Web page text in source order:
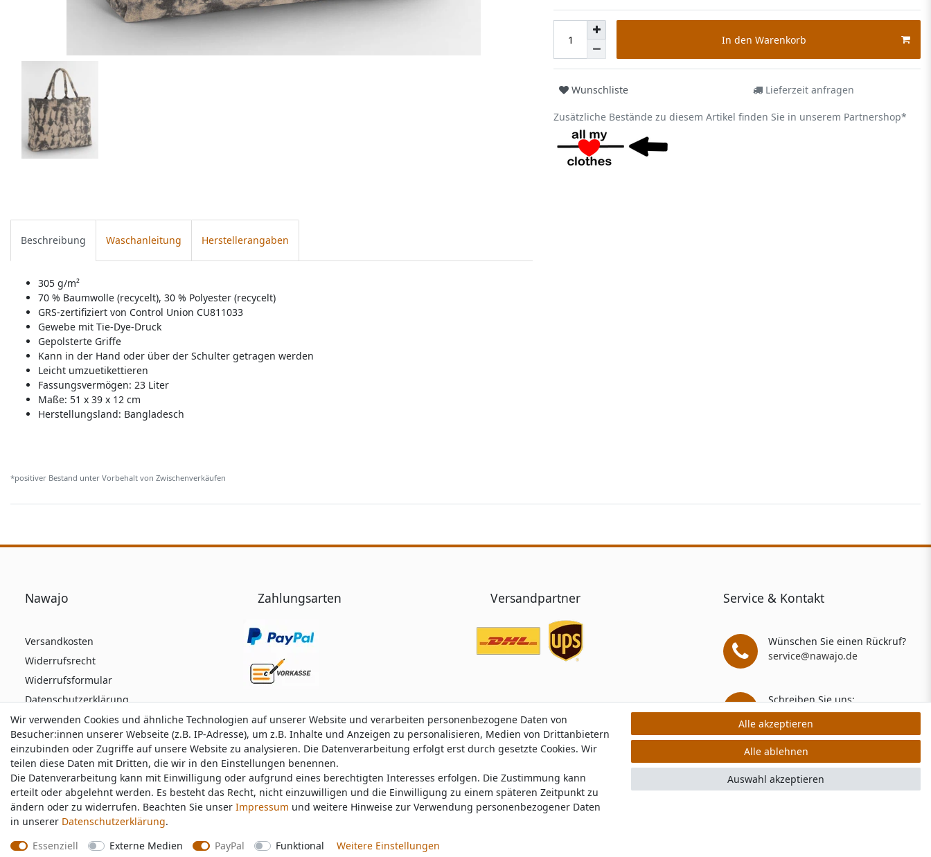
In den Warenkorb
Wunschliste Lieferzeit anfragen
Zusätzliche Bestände zu diesem Artikel finden Sie in unserem Partnershop*
Beschreibung Waschanleitung Herstellerangaben
305 g/m²
70 % Baumwolle (recycelt), 30 % Polyester (recycelt)
GRS-zertifiziert von Control Union CU811033
Gewebe mit Tie-Dye-Druck
Gepolsterte Griffe
Kann in der Hand oder über der Schulter getragen werden
Leicht umzuetikettieren
Fassungsvermögen: 23 Liter
Maße: 51 x 39 x 12 cm
Herstellungsland: Bangladesch
*positiver Bestand unter Vorbehalt von Zwischenverkäufen
Nawajo
Versandkosten
Widerrufsrecht
Widerrufsformular
Datenschutzerklärung
AGB
Impressum
Zahlungsarten Versandpartner Service & Kontakt
Wünschen Sie einen Rückruf?
service@nawajo.de
Schreiben Sie uns:
service@nawajo.de
Durchschnittliche Bewertung vonnawajo.de bei Trustami:5.00/5.00 mit319.186Bewertungen | Bewertungsgrundlage des Anbieters: 5 Verkaufs- und 3 Bewertungsplattformen
Wir verwenden Cookies und ähnliche Technologien auf unserer Website und verarbeiten personenbezogene Daten von
Besucher:innen unserer Webseite (z.B. IP-Adresse), um z.B. Inhalte und Anzeigen zu personalisieren, Medien von Drittanbietern
einzubinden oder Zugriffe auf unsere Website zu analysieren. Die Datenverarbeitung erfolgt erst durch gesetzte Cookies. Wir
teilen diese Daten mit Dritten, die wir in den Einstellungen benennen.
Die Datenverarbeitung kann mit Einwilligung oder aufgrund eines berechtigten Interesses erfolgen. Die Zustimmung kann
erteilt oder abgelehnt werden. Es besteht das Recht, nicht einzuwilligen und die Einwilligung zu einem späteren Zeitpunkt zu
ändern oder zu widerrufen. Beachten Sie unser Impressum und weitere Hinweise zur Verwendung personenbezogener Daten
in unserer Daten­schutz­erklärung.
Essenziell
Externe Medien PayPal Funktional Weitere Einstellungen
Alle akzeptieren
Alle ablehnen
Auswahl akzeptieren
Wir verwenden Cookies und ähnliche Technologien auf unserer Website und verarbeiten personenbezogene Daten von
Besucher:innen unserer Webseite (z.B. IP-Adresse), um z.B. Inhalte und Anzeigen zu personalisieren, Medien von Drittanbietern
einzubinden oder Zugriffe auf unsere Website zu analysieren. Die Datenverarbeitung erfolgt erst durch gesetzte Cookies. Wir
teilen diese Daten mit Dritten, die wir in den Einstellungen benennen.
Die Datenverarbeitung kann mit Einwilligung oder aufgrund eines berechtigten Interesses erfolgen. Die Zustimmung kann
erteilt oder abgelehnt werden. Es besteht das Recht, nicht einzuwilligen und die Einwilligung zu einem späteren Zeitpunkt zu
ändern oder zu widerrufen. Beachten Sie unser Impressum und weitere Hinweise zur Verwendung personenbezogener Daten
in unserer Daten­schutz­erklärung.
Essenziell
Externe Medien PayPal Funktional Weitere Einstellungen
Alle akzeptieren
Alle ablehnen
Auswahl akzeptieren